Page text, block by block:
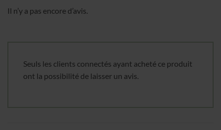
Il n’y a pas encore d’avis.
Seuls les clients connectés ayant acheté ce produit
ont la possibilité de laisser un avis.